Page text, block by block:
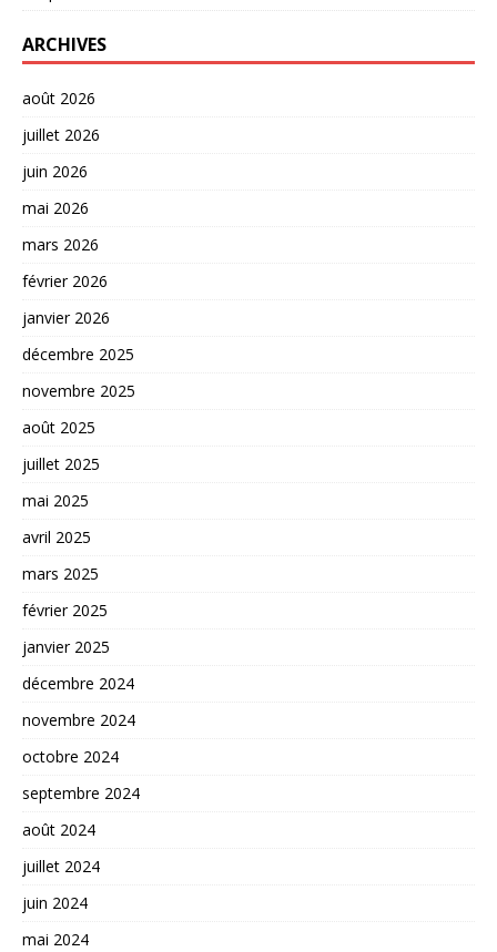
ARCHIVES
août 2026
juillet 2026
juin 2026
mai 2026
mars 2026
février 2026
janvier 2026
décembre 2025
novembre 2025
août 2025
juillet 2025
mai 2025
avril 2025
mars 2025
février 2025
janvier 2025
décembre 2024
novembre 2024
octobre 2024
septembre 2024
août 2024
juillet 2024
juin 2024
mai 2024